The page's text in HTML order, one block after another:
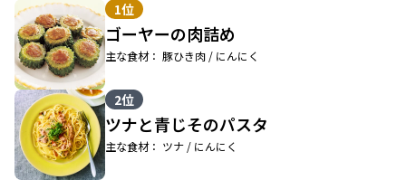
1位
ゴーヤーの肉詰め
主な食材： 豚ひき肉 / にんにく
2位
ツナと青じそのパスタ
主な食材： ツナ / にんにく